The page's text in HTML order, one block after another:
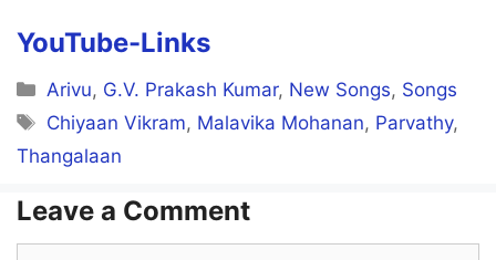
YouTube-Links
Categories
Arivu, G.V. Prakash Kumar, New Songs, Songs
Tags
Chiyaan Vikram, Malavika Mohanan, Parvathy,
Thangalaan
Leave a Comment